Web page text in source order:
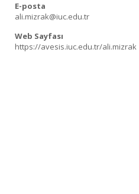
E-posta
ali.mizrak@iuc.edu.tr
Web Sayfası
https://avesis.iuc.edu.tr/ali.mizrak